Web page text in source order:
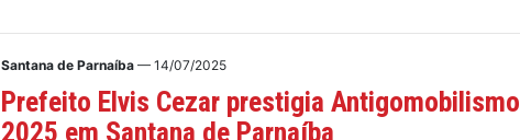
Santana de Parnaíba— 14/07/2025
Prefeito Elvis Cezar prestigia Antigomobilismo
2025 em Santana de Parnaíba